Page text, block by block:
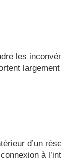
les
d’un
à